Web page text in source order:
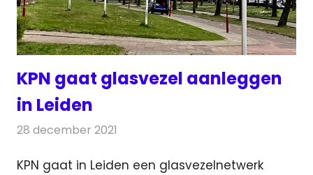
KPN gaat glasvezel aanleggen
in Leiden
28 december 2021
KPN gaat in Leiden een glasvezelnetwerk